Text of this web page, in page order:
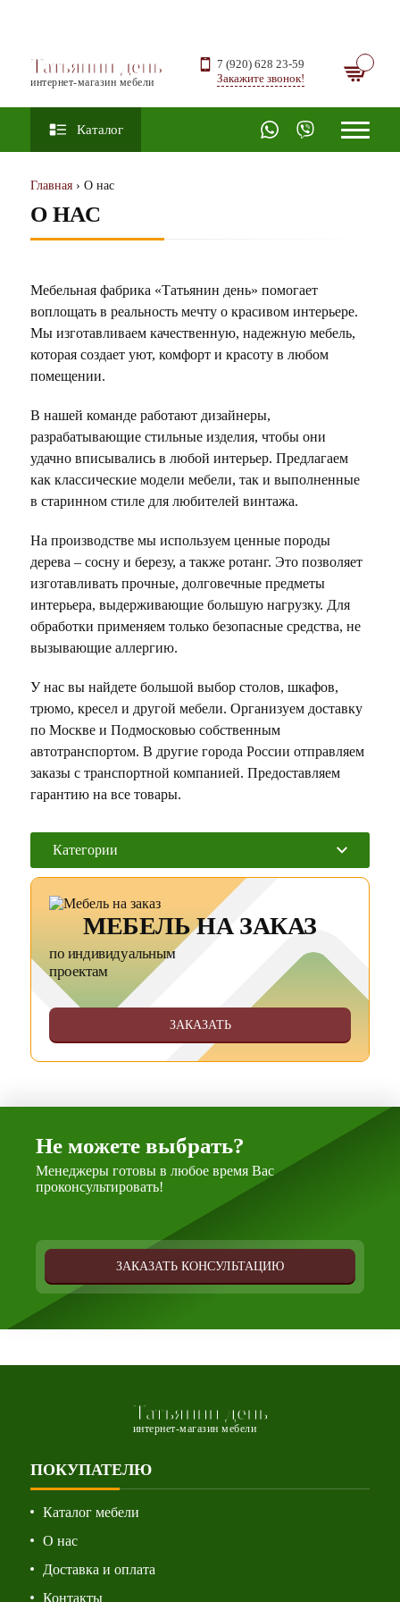
Татьянин день
интернет-магазин мебели
7 (920) 628 23-59
Закажите звонок!
Каталог
Категории
МЕБЕЛЬ НА ЗАКАЗ
по индивидуальным
проектам
ЗАКАЗАТЬ
Главная › О нас
О НАС
Мебельная фабрика «Татьянин день» помогает
воплощать в реальность мечту о красивом интерьере.
Мы изготавливаем качественную, надежную мебель,
которая создает уют, комфорт и красоту в любом
помещении.
В нашей команде работают дизайнеры,
разрабатывающие стильные изделия, чтобы они
удачно вписывались в любой интерьер. Предлагаем
как классические модели мебели, так и выполненные
в старинном стиле для любителей винтажа.
На производстве мы используем ценные породы
дерева – сосну и березу, а также ротанг. Это позволяет
изготавливать прочные, долговечные предметы
интерьера, выдерживающие большую нагрузку. Для
обработки применяем только безопасные средства, не
вызывающие аллергию.
У нас вы найдете большой выбор столов, шкафов,
трюмо, кресел и другой мебели. Организуем доставку
по Москве и Подмосковью собственным
автотранспортом. В другие города России отправляем
заказы с транспортной компанией. Предоставляем
гарантию на все товары.
Не можете выбрать?
Менеджеры готовы в любое время Вас
проконсультировать!
ЗАКАЗАТЬ КОНСУЛЬТАЦИЮ
Татьянин день
интернет-магазин мебели
ПОКУПАТЕЛЮ
Каталог мебели
О нас
Доставка и оплата
Контакты